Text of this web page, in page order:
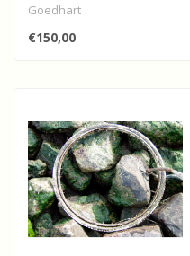
Goedhart
€150,00